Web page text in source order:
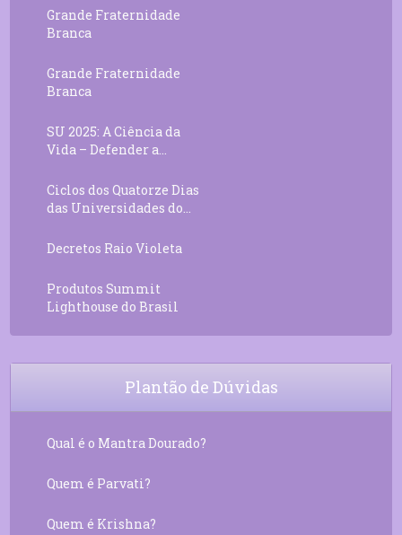
Grande Fraternidade
Branca
Grande Fraternidade
Branca
SU 2025: A Ciência da
Vida – Defender a...
Ciclos dos Quatorze Dias
das Universidades do...
Decretos Raio Violeta
Produtos Summit
Lighthouse do Brasil
Plantão de Dúvidas
Qual é o Mantra Dourado?
Quem é Parvati?
Quem é Krishna?